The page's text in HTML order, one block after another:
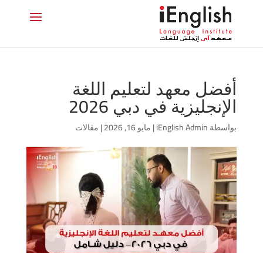
أفضل معهد لتعليم اللغة
الإنجليزية في دبي 2026
بواسطةiEnglish Admin
|مايو 16, 2026 |مقالات